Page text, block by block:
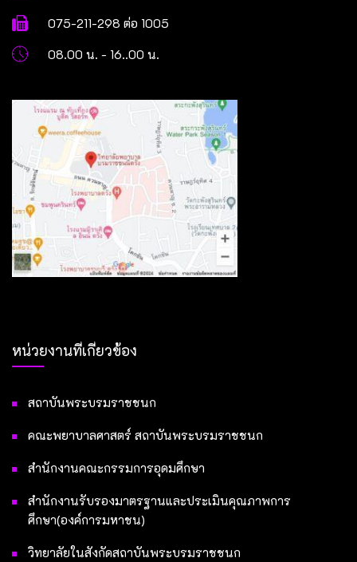
075-211-298 ต่อ 1005
08.00 น. - 16..00 น.
หน่วยงานที่เกี่ยวข้อง
สถาบันพระบรมราชชนก
คณะพยาบาลศาสตร์ สถาบันพระบรมราชชนก
สำนักงานคณะกรรมการอุดมศึกษา
สำนักงานรับรองมาตรฐานและประเมินคุณภาพการ
ศึกษา(องค์การมหาชน)
วิทยาลัยในสังกัดสถาบันพระบรมราชชนก